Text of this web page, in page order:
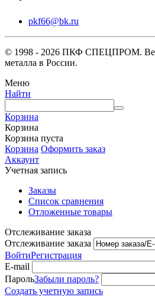
pkf66@bk.ru
© 1998 - 2026 ПКФ СПЕЦПРОМ.
металла в России.
Меню
Найти
Корзина
Корзина
Корзина пуста
Корзина Оформить заказ
Аккаунт
Учетная запись
Заказы
Список сравнения
Отложенные товары
Отслеживание заказа
Отслеживание заказа
ВойтиРегистрация
E-mail
ПарольЗабыли пароль?
Создать учетную запись